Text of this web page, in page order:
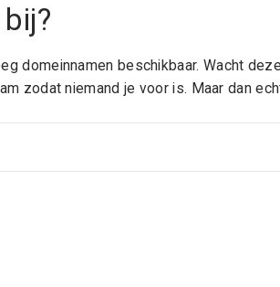
domeinnamen beschikbaar. Wacht
zodat niemand je voor is. Maar dan